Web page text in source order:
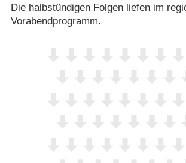
Die halbstündigen Folgen liefen im
Vorabendprogramm.